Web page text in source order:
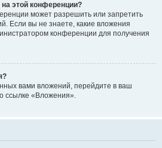
этой конференции?
может разрешить или запретить
Если вы не знаете, какие вложения
конференции для получения
вами вложений, перейдите в ваш
ссылке «Вложения».